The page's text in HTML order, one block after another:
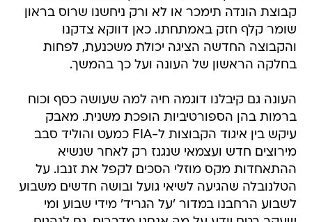
קבוצת הונדה תימכר או לא ורק ניחשנו שרוס בראון
שומר קלף חזק באמתחתו. כאן דווקא צדקנו
והקבוצה החדשה הציגה יכולת משכנעת, לפחות
בחלקה הראשון של העונה ועל כך בהמשך.
העונה גם קיבלנו דוגמה חיה למה שעושה כסף וכוח
ברמות בהן הספורטיביות הופכת משנית. מאבק
עיקש בין איגוד הקבוצות ל-FIA כמעט והוליד סבב
מירוצים חדש ועצמאי שנגנז רק לאחר שנשיא
ההתאחדות מקס מוזלי הסכים לקפל את זנבו. על
הטלנובלה שהגיעה לשיאי גועל ובושה חדשים משבוע
לשבוע הרחבנו במדור 'על הגריד' מידי שבוע ומי